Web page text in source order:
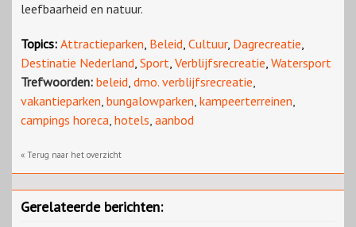
leefbaarheid en natuur.
Topics: Attractieparken, Beleid, Cultuur, Dagrecreatie,
Destinatie Nederland, Sport, Verblijfsrecreatie, Watersport
Trefwoorden: beleid, dmo. verblijfsrecreatie,
vakantieparken, bungalowparken, kampeerterreinen,
campings horeca, hotels, aanbod
« Terug naar het overzicht
Gerelateerde berichten: